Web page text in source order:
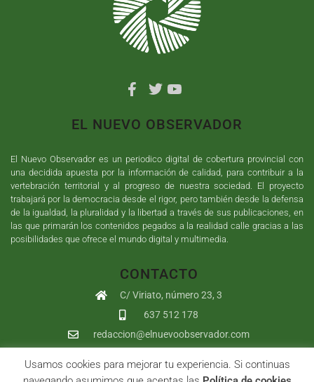
EL NUEVO OBSERVADOR
El Nuevo Observador es un periodico digital de cobertura provincial con
una decidida apuesta por la información de calidad, para contribuir a la
vertebración territorial y al progreso de nuestra sociedad. El proyecto
trabajará por la democracia desde el rigor, pero también desde la defensa
de la igualdad, la pluralidad y la libertad a través de sus publicaciones, en
las que primarán los contenidos pegados a la realidad calle gracias a las
posibilidades que ofrece el mundo digital y multimedia.
CONTACTO
C/ Viriato, número 23, 3
637 512 178
redaccion@elnuevoobservador.com
Copyright ©2026 El Nuevo Observador | Sumurdigital Diseño web
Usamos cookies para mejorar tu experiencia. Si continuas